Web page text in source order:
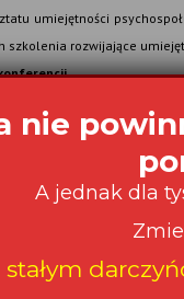
umiejętności
szkolenia rozwijające
ran i blizn po
Gąsior-
Materiały